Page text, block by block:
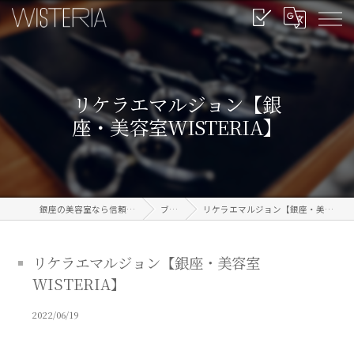
リケラエマルジョン【銀
座・美容室WISTERIA】
銀座の美容室なら信頼のWISTERIA ブログ リケラエマルジョン【銀座・美容室WISTERIA】
リケラエマルジョン【銀座・美容室
WISTERIA】
2022/06/19